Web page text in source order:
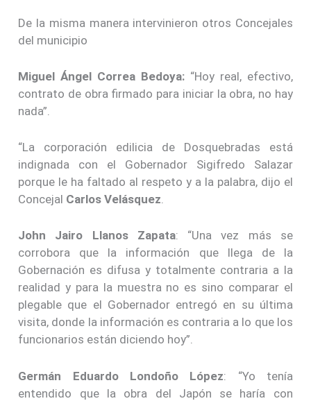
De la misma manera intervinieron otros Concejales
del municipio
Miguel Ángel Correa Bedoya: “Hoy real, efectivo,
contrato de obra firmado para iniciar la obra, no hay
nada”.
“La corporación edilicia de Dosquebradas está
indignada con el Gobernador Sigifredo Salazar
porque le ha faltado al respeto y a la palabra, dijo el
Concejal Carlos Velásquez.
John Jairo Llanos Zapata: “Una vez más se
corrobora que la información que llega de la
Gobernación es difusa y totalmente contraria a la
realidad y para la muestra no es sino comparar el
plegable que el Gobernador entregó en su última
visita, donde la información es contraria a lo que los
funcionarios están diciendo hoy”.
Germán Eduardo Londoño López: “Yo tenía
entendido que la obra del Japón se haría con